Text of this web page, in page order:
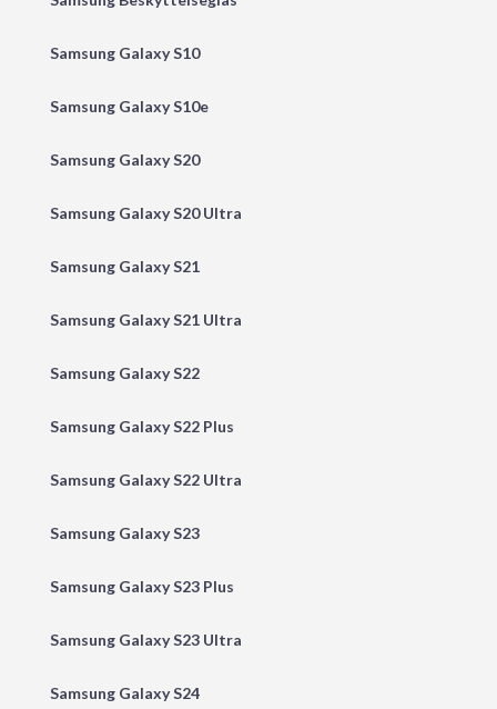
Samsung Galaxy S10
Samsung Galaxy S10e
Samsung Galaxy S20
Samsung Galaxy S20 Ultra
Samsung Galaxy S21
Samsung Galaxy S21 Ultra
Samsung Galaxy S22
Samsung Galaxy S22 Plus
Samsung Galaxy S22 Ultra
Samsung Galaxy S23
Samsung Galaxy S23 Plus
Samsung Galaxy S23 Ultra
Samsung Galaxy S24